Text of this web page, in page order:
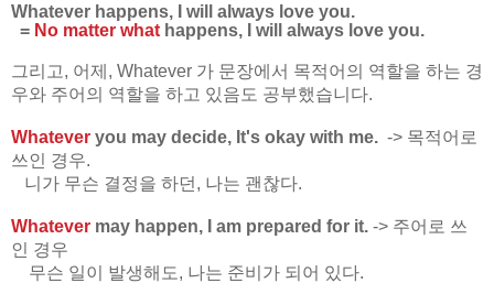
Whatever happens, I will always love you.
= No matter what happens, I will always love you.
그리고, 어제, Whatever 가 문장에서 목적어의 역할을 하는 경
우와 주어의 역할을 하고 있음도 공부했습니다.
Whatever you may decide, It's okay with me. -> 목적어로
쓰인 경우.
니가 무슨 결정을 하던, 나는 괜찮다.
Whatever may happen, I am prepared for it. -> 주어로 쓰
인 경우
무슨 일이 발생해도, 나는 준비가 되어 있다.